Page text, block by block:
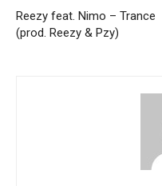
Reezy feat. Nimo – Trance
(prod. Reezy & Pzy)